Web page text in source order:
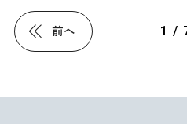
前へ 1 /